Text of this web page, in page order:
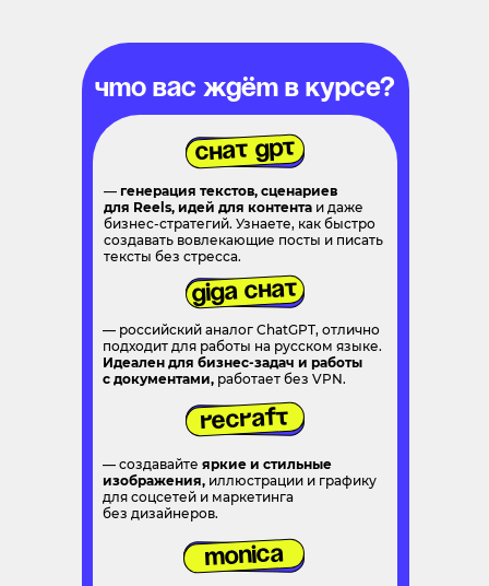
Что вас ждёт в курсе?
— генерация текстов, сценариев
для Reels, идей для контента и даже
бизнес-стратегий. Узнаете, как быстро
создавать вовлекающие посты и писать
тексты без стресса.
Chat GPT
— российский аналог ChatGPT, отлично
подходит для работы на русском языке.
Идеален для бизнес-задач и работы
с документами, работает без VPN.
Giga Chat
— создавайте яркие и стильные
изображения, иллюстрации и графику
для соцсетей и маркетинга
без дизайнеров.
Recraft
Monica